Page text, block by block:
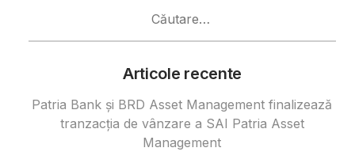
Articole recente
Patria Bank și BRD Asset Management finalizează
tranzacția de vânzare a SAI Patria Asset
Management